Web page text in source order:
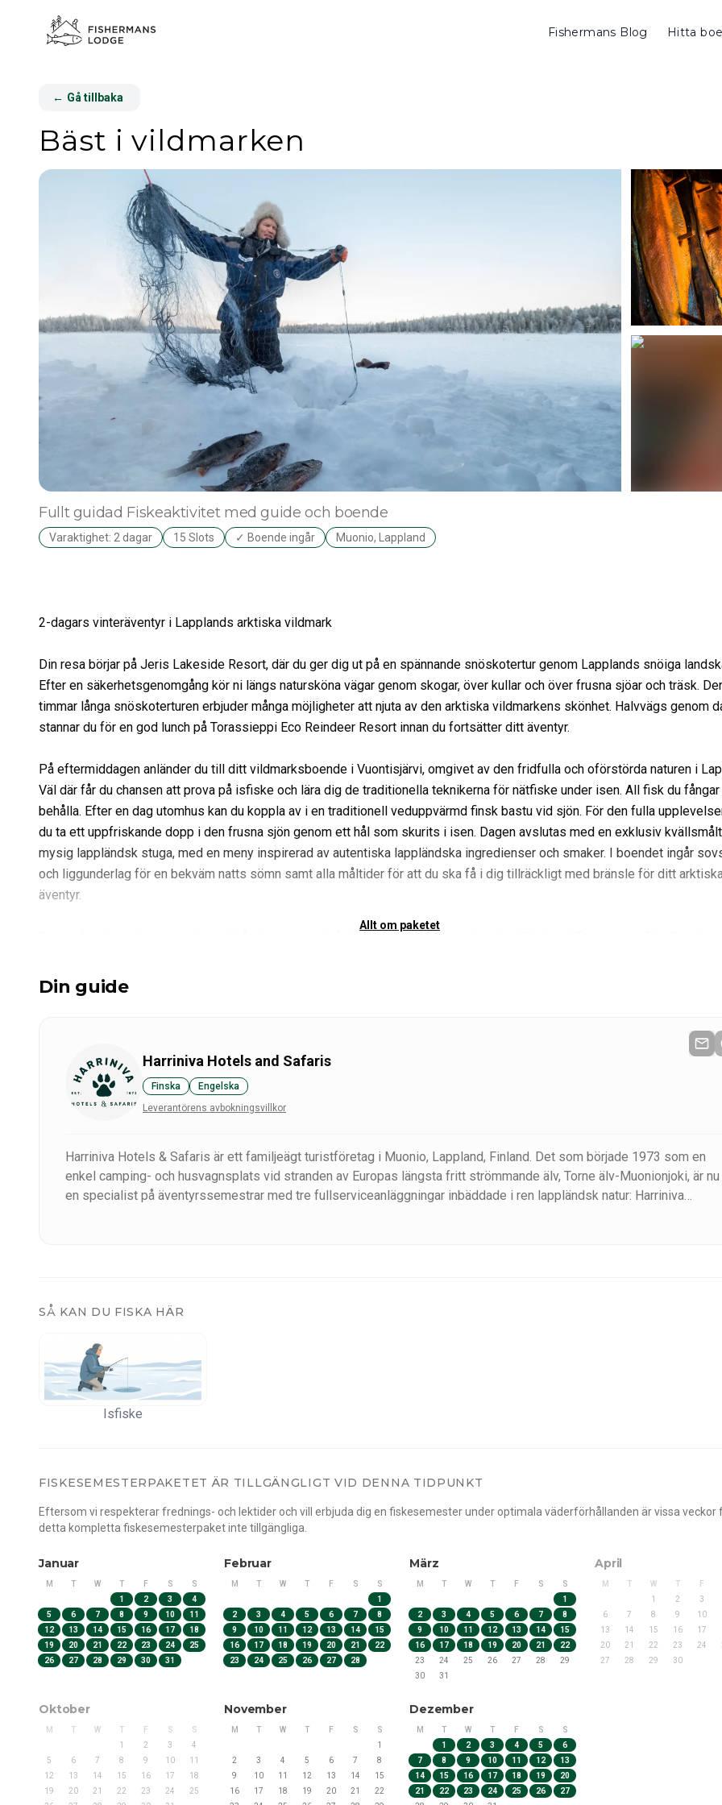
Fishermans Blog Hitta
← Gå tillbaka
Bäst i vildmarken
Fullt guidad Fiskeaktivitet med guide och boende
Varaktighet: 2 dagar 15 Slots ✓ Boende ingår Muonio, Lappland
2-dagars vinteräventyr i Lapplands arktiska vildmark
Din resa börjar på Jeris Lakeside Resort, där du ger dig ut på en spännande snöskotertur genom Lapplands snöiga
Efter en säkerhetsgenomgång kör ni längs natursköna vägar genom skogar, över kullar och över frusna sjöar och träsk.
timmar långa snöskoterturen erbjuder många möjligheter att njuta av den arktiska vildmarkens skönhet. Halvvägs genom
stannar du för en god lunch på Torassieppi Eco Reindeer Resort innan du fortsätter ditt äventyr.
På eftermiddagen anländer du till ditt vildmarksboende i Vuontisjärvi, omgivet av den fridfulla och oförstörda naturen i
Väl där får du chansen att prova på isfiske och lära dig de traditionella teknikerna för nätfiske under isen. All fisk du
behålla. Efter en dag utomhus kan du koppla av i en traditionell veduppvärmd finsk bastu vid sjön. För den fulla
du ta ett uppfriskande dopp i den frusna sjön genom ett hål som skurits i isen. Dagen avslutas med en exklusiv
mysig lappländsk stuga, med en meny inspirerad av autentiska lappländska ingredienser och smaker. I boendet ingår
och liggunderlag för en bekväm natts sömn samt alla måltider för att du ska få i dig tillräckligt med bränsle för ditt
äventyr.
Den andra dagen börjar med en rejäl frukost innan du fortsätter ditt snöskoteräventyr tillbaka till Torassieppi Eco Reindeer
team av ivriga huskies drar dig genom snöiga skogar och öppna träsk. Du kör en delad släde och byter förare halvvägs för
njuta av den fulla upplevelsen av att vara en musher. Alternativt kan du delta i Local Reindeer Experience, som inkluderar ett
Ditt arktiska äventyr avslutas på Jeris Lakeside Resort med ett besök på Arctic Sauna World. Koppla av i fyra bastur med
teman och ta ett uppfriskande dopp i det iskalla vattnet i sjön Jerisjärvi. Den här blandningen av spännande aktiviteter,
Allt om paketet
Din guide
Harriniva Hotels and Safaris
Finska
Engelska
Leverantörens avbokningsvillkor
Harriniva Hotels & Safaris är ett familjeägt turistföretag i Muonio, Lappland, Finland. Det som började 1973 som en
enkel camping- och husvagnsplats vid stranden av Europas längsta fritt strömmande älv, Torne älv-Muonionjoki, är nu
en specialist på äventyrssemestrar med tre fullserviceanläggningar inbäddade i ren lappländsk natur: Harriniva
SÅ KAN DU FISKA HÄR
Isfiske
FISKESEMESTERPAKETET ÄR TILLGÄNGLIGT VID DENNA TIDPUNKT
Eftersom vi respekterar frednings- och lektider och vill erbjuda dig en fiskesemester under optimala väderförhållanden är vissa veckor
detta kompletta fiskesemesterpaket inte tillgängliga.
Januar
M T W T F S
S
1
2 3
4
5
6 7 8 9 10
11
12
13 14 15 16 17
18
19
20 21 22 23 24
25
26
27 28 29 30 31
Februar
M T W T F S
S
1
2
3 4 5 6 7
8
9
10 11 12 13 14
15
16
17 18 19 20 21
22
23
24 25 26 27 28
März
M T W T F S
S
1
2
3 4 5 6 7
8
9
10 11 12 13 14
15
16
17 18 19 20 21
22
23
24 25 26 27 28
29
30
31
April
M T W T F
1
2 3
6
7 8 9 10
13
14 15 16 17
20
21 22 23 24
27
28 29 30
Oktober
M T W T F S
S
1
2 3
4
5
6 7 8 9 10
11
12
13 14 15 16 17
18
19
20 21 22 23 24
25
November
M T W T F S
S
1
2
3 4 5 6 7
8
9
10 11 12 13 14
15
16
17 18 19 20 21
22
Dezember
M T W T F S
S
1
2 3 4 5
6
7
8 9 10 11 12
13
14
15 16 17 18 19
20
21
22 23 24 25 26
27